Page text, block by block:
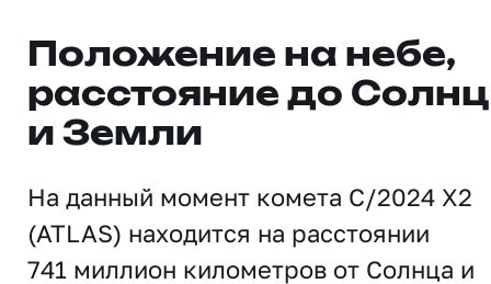
Положение на небе,
расстояние до
и Земли
На данный момент комета C/2024 X2
(ATLAS) находится на расстоянии
741 миллион километров от Солнца и